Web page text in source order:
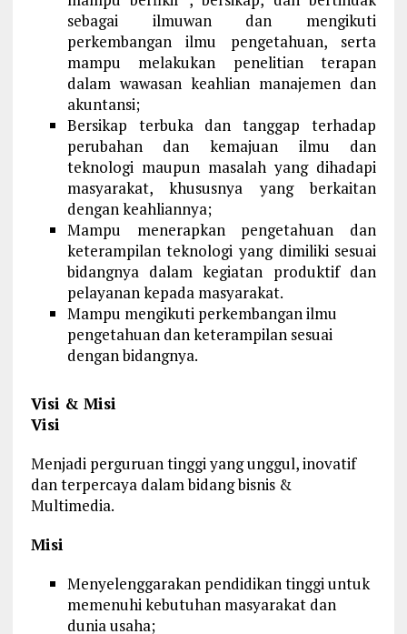
sebagai ilmuwan dan mengikuti
perkembangan ilmu pengetahuan, serta
mampu melakukan penelitian terapan
dalam wawasan keahlian manajemen dan
akuntansi;
Bersikap terbuka dan tanggap terhadap
perubahan dan kemajuan ilmu dan
teknologi maupun masalah yang dihadapi
masyarakat, khususnya yang berkaitan
dengan keahliannya;
Mampu menerapkan pengetahuan dan
keterampilan teknologi yang dimiliki sesuai
bidangnya dalam kegiatan produktif dan
pelayanan kepada masyarakat.
Mampu mengikuti perkembangan ilmu
pengetahuan dan keterampilan sesuai
dengan bidangnya.
Visi & Misi
Visi
Menjadi perguruan tinggi yang unggul, inovatif
dan terpercaya dalam bidang bisnis &
Multimedia.
Misi
Menyelenggarakan pendidikan tinggi untuk
memenuhi kebutuhan masyarakat dan
dunia usaha;